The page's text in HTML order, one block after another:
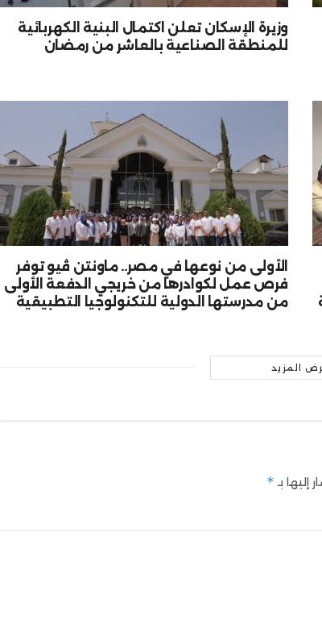
وزيرة الإسكان تعلن اكتمال البنية الكهربائية
للمنطقة الصناعية بالعاشر من رمضان
الأولى من نوعها في مصر.. ماونتن ڤيو توفر
فرص عمل لكوادرها من خريجي الدفعة الأولى
من مدرستها الدولية للتكنولوجيا التطبيقية
المزيد
إليها بـ *